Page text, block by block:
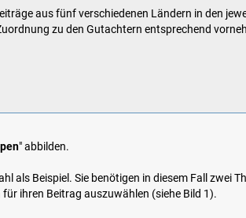
aus fünf verschiedenen Ländern in den
zu den Gutachtern entsprechend
" abbilden.
als Beispiel. Sie benötigen in diesem Fall zwei
ihren Beitrag auszuwählen (siehe Bild 1).